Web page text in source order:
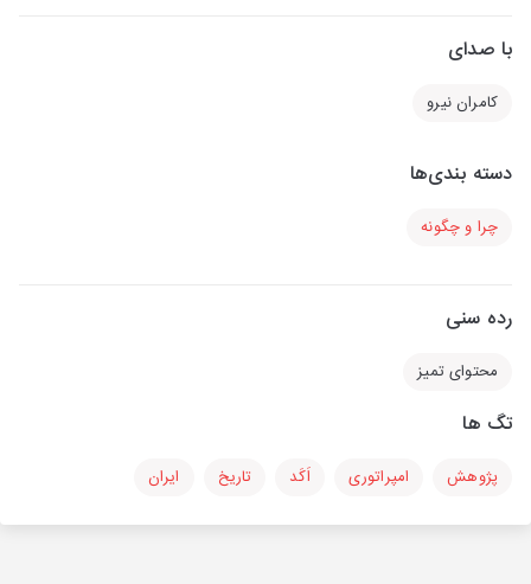
با صدای
کامران نیرو
دسته بندی‌ها
چرا و چگونه
رده سنی
محتوای تمیز
تگ ها
پژوهش امپراتوری اَکَد تاریخ ایران